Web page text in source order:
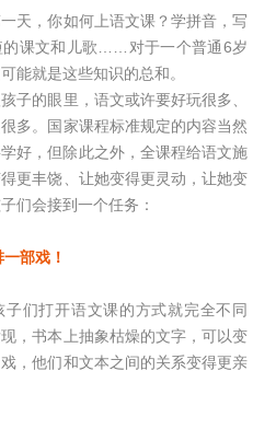
天，你如何上语文课？学拼音，写
的课文和儿歌……对于一个普通6岁
能就是这些知识的总和。
子的眼里，语文或许要好玩很多、
多。国家课程标准规定的内容当然
好，但除此之外，全课程给语文施
更丰饶、让她变得更灵动，让她变
们会接到一个任务：
部戏！
子们打开语文课的方式就完全不同
，书本上抽象枯燥的文字，可以变
，他们和文本之间的关系变得更亲